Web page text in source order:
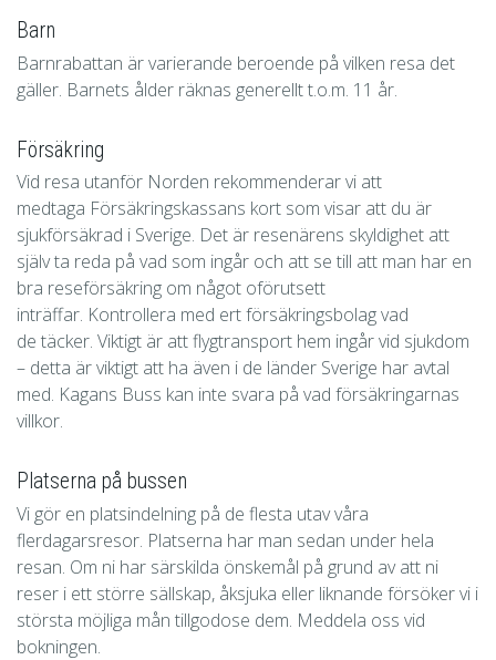
Barn
Barnrabattan är varierande beroende på vilken resa det
gäller. Barnets ålder räknas generellt t.o.m. 11 år.
Försäkring
Vid resa utanför Norden rekommenderar vi att
medtaga Försäkringskassans kort som visar att du är
sjukförsäkrad i Sverige. Det är resenärens skyldighet att
själv ta reda på vad som ingår och att se till att man har en
bra reseförsäkring om något oförutsett
inträffar. Kontrollera med ert försäkringsbolag vad
de täcker. Viktigt är att flygtransport hem ingår vid sjukdom
– detta är viktigt att ha även i de länder Sverige har avtal
med. Kagans Buss kan inte svara på vad försäkringarnas
villkor.
Platserna på bussen
Vi gör en platsindelning på de flesta utav våra
flerdagarsresor. Platserna har man sedan under hela
resan. Om ni har särskilda önskemål på grund av att ni
reser i ett större sällskap, åksjuka eller liknande försöker vi i
största möjliga mån tillgodose dem. Meddela oss vid
bokningen.